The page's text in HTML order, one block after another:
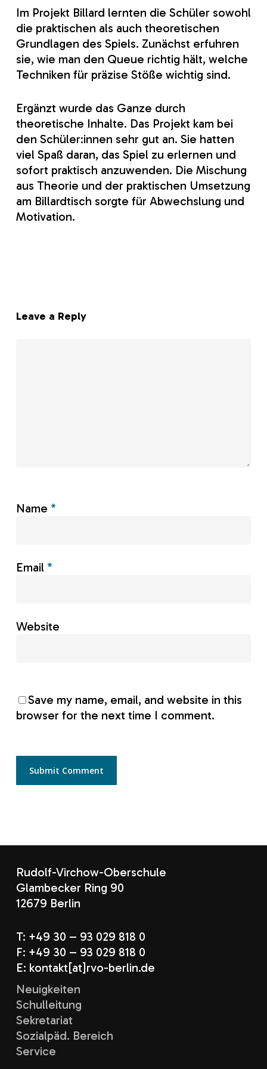
Im Projekt Billard lernten die Schüler sowohl
die praktischen als auch theoretischen
Grundlagen des Spiels. Zunächst erfuhren
sie, wie man den Queue richtig hält, welche
Techniken für präzise Stöße wichtig sind.
Ergänzt wurde das Ganze durch
theoretische Inhalte. Das Projekt kam bei
den Schüler:innen sehr gut an. Sie hatten
viel Spaß daran, das Spiel zu erlernen und
sofort praktisch anzuwenden. Die Mischung
aus Theorie und der praktischen Umsetzung
am Billardtisch sorgte für Abwechslung und
Motivation. ​
Leave a Reply
Name *
Email *
Website
Save my name, email, and website in this
browser for the next time I comment.
Rudolf-Virchow-Oberschule
Glambecker Ring 90
12679 Berlin
T: +49 30 – 93 029 818 0
F: +49 30 – 93 029 818 0
E: kontakt[at]rvo-berlin.de
Neuigkeiten
Schulleitung
Sekretariat
Sozialpäd. Bereich
Service